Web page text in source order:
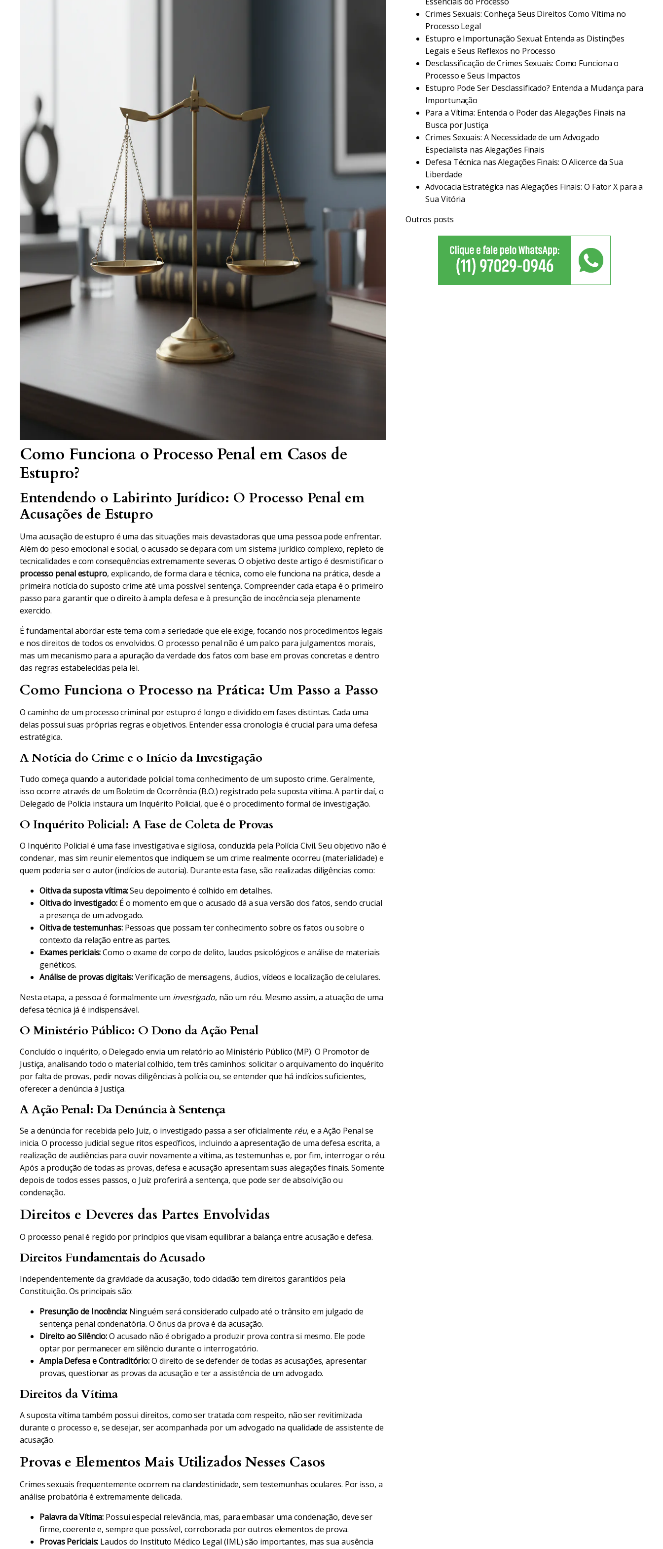
Como Funciona o Processo Penal em Casos de
Estupro?
Entendendo o Labirinto Jurídico: O Processo Penal em
Acusações de Estupro
Uma acusação de estupro é uma das situações mais devastadoras que uma pessoa pode enfrentar.
Além do peso emocional e social, o acusado se depara com um sistema jurídico complexo, repleto de
tecnicalidades e com consequências extremamente severas. O objetivo deste artigo é desmistificar o
processo penal estupro, explicando, de forma clara e técnica, como ele funciona na prática, desde a
primeira notícia do suposto crime até uma possível sentença. Compreender cada etapa é o primeiro
passo para garantir que o direito à ampla defesa e à presunção de inocência seja plenamente
exercido.
É fundamental abordar este tema com a seriedade que ele exige, focando nos procedimentos legais
e nos direitos de todos os envolvidos. O processo penal não é um palco para julgamentos morais,
mas um mecanismo para a apuração da verdade dos fatos com base em provas concretas e dentro
das regras estabelecidas pela lei.
Como Funciona o Processo na Prática: Um Passo a Passo
O caminho de um processo criminal por estupro é longo e dividido em fases distintas. Cada uma
delas possui suas próprias regras e objetivos. Entender essa cronologia é crucial para uma defesa
estratégica.
A Notícia do Crime e o Início da Investigação
Tudo começa quando a autoridade policial toma conhecimento de um suposto crime. Geralmente,
isso ocorre através de um Boletim de Ocorrência (B.O.) registrado pela suposta vítima. A partir daí, o
Delegado de Polícia instaura um Inquérito Policial, que é o procedimento formal de investigação.
O Inquérito Policial: A Fase de Coleta de Provas
O Inquérito Policial é uma fase investigativa e sigilosa, conduzida pela Polícia Civil. Seu objetivo não é
condenar, mas sim reunir elementos que indiquem se um crime realmente ocorreu (materialidade) e
quem poderia ser o autor (indícios de autoria). Durante esta fase, são realizadas diligências como:
Oitiva da suposta vítima:Seu depoimento é colhido em detalhes.
Oitiva do investigado:É o momento em que o acusado dá a sua versão dos fatos, sendo crucial
a presença de um advogado.
Oitiva de testemunhas:Pessoas que possam ter conhecimento sobre os fatos ou sobre o
contexto da relação entre as partes.
Exames periciais:Como o exame de corpo de delito, laudos psicológicos e análise de materiais
genéticos.
Análise de provas digitais:Verificação de mensagens, áudios, vídeos e localização de celulares.
Nesta etapa, a pessoa é formalmente um investigado, não um réu. Mesmo assim, a atuação de uma
defesa técnica já é indispensável.
O Ministério Público: O Dono da Ação Penal
Concluído o inquérito, o Delegado envia um relatório ao Ministério Público (MP). O Promotor de
Justiça, analisando todo o material colhido, tem três caminhos: solicitar o arquivamento do inquérito
por falta de provas, pedir novas diligências à polícia ou, se entender que há indícios suficientes,
oferecer a denúncia à Justiça.
A Ação Penal: Da Denúncia à Sentença
Se a denúncia for recebida pelo Juiz, o investigado passa a ser oficialmente réu, e a Ação Penal se
inicia. O processo judicial segue ritos específicos, incluindo a apresentação de uma defesa escrita, a
realização de audiências para ouvir novamente a vítima, as testemunhas e, por fim, interrogar o réu.
Após a produção de todas as provas, defesa e acusação apresentam suas alegações finais. Somente
depois de todos esses passos, o Juiz proferirá a sentença, que pode ser de absolvição ou
condenação.
Direitos e Deveres das Partes Envolvidas
O processo penal é regido por princípios que visam equilibrar a balança entre acusação e defesa.
Direitos Fundamentais do Acusado
Independentemente da gravidade da acusação, todo cidadão tem direitos garantidos pela
Constituição. Os principais são:
Presunção de Inocência:Ninguém será considerado culpado até o trânsito em julgado de
sentença penal condenatória. O ônus da prova é da acusação.
Direito ao Silêncio:O acusado não é obrigado a produzir prova contra si mesmo. Ele pode
optar por permanecer em silêncio durante o interrogatório.
Ampla Defesa e Contraditório:O direito de se defender de todas as acusações, apresentar
provas, questionar as provas da acusação e ter a assistência de um advogado.
Direitos da Vítima
A suposta vítima também possui direitos, como ser tratada com respeito, não ser revitimizada
durante o processo e, se desejar, ser acompanhada por um advogado na qualidade de assistente de
acusação.
Provas e Elementos Mais Utilizados Nesses Casos
Crimes sexuais frequentemente ocorrem na clandestinidade, sem testemunhas oculares. Por isso, a
análise probatória é extremamente delicada.
Palavra da Vítima: Possui especial relevância, mas, para embasar uma condenação, deve ser
firme, coerente e, sempre que possível, corroborada por outros elementos de prova.
Provas Periciais: Laudos do Instituto Médico Legal (IML) são importantes, mas sua ausência
Crimes Sexuais: Conheça Seus Direitos Como Vítima no
Processo Legal
Estupro e Importunação Sexual: Entenda as Distinções
Legais e Seus Reflexos no Processo
Desclassificação de Crimes Sexuais: Como Funciona o
Processo e Seus Impactos
Estupro Pode Ser Desclassificado? Entenda a Mudança para
Importunação
Para a Vítima: Entenda o Poder das Alegações Finais na
Busca por Justiça
Crimes Sexuais: A Necessidade de um Advogado
Especialista nas Alegações Finais
Defesa Técnica nas Alegações Finais: O Alicerce da Sua
Liberdade
Advocacia Estratégica nas Alegações Finais: O Fator X para a
Sua Vitória
Outros posts